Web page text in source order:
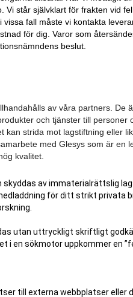
står självklart för frakten vid
fall måste vi kontakta
för dig. Varor som
beslut.
av våra partners. De
och tjänster till personer
strida mot lagstiftning eller
med Glesys som är en
kvalitet.
av immaterialrättslig
för ditt strikt privata
utan uttryckligt skriftligt
en sökmotor uppkommer en
till externa webbplatser eller